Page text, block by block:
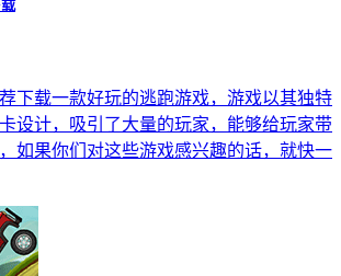
下载一款好玩的逃跑游戏，游戏以其独特
设计，吸引了大量的玩家，能够给玩家带
如果你们对这些游戏感兴趣的话，就快一